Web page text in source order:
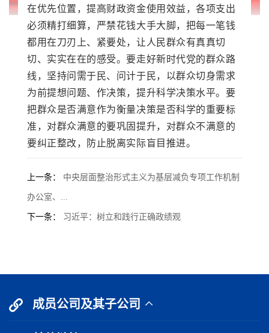
在优先位置，提高财政资金使用效益，各项支出
必须精打细算，严禁花钱大手大脚，把每一笔钱
都用在刀刃上、紧要处，让人民群众有真真切
切、实实在在的感受。要走好新时代党的群众路
线，坚持问需于民、问计于民，以群众切身需求
为前提想问题、作决策，提升科学决策水平。要
把群众是否满意作为衡量决策是否科学的重要标
准，对群众满意的要巩固提升，对群众不满意的
要纠正整改，防止脱离实际盲目推进。
上一条： 中央层面整治形式主义为基层减负专项工作机制
办公室、...
下一条： 习近平：树立和践行正确政绩观
成员公司及其子公司